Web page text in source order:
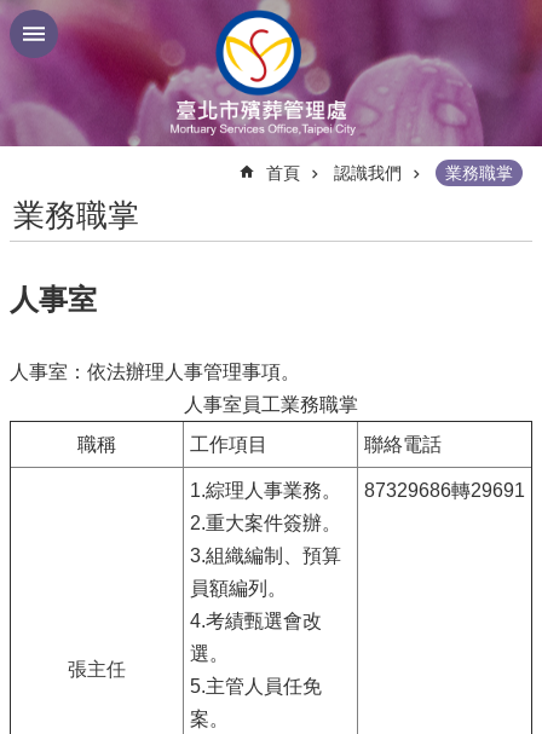
跳到主要內容區塊
首頁 認識我們 業務職掌
業務職掌
人事室
人事室：依法辦理人事管理事項。
人事室員工業務職掌
職稱
工作項目 聯絡電話
張主任
1.綜理人事業務。
2.重大案件簽辦。
3.組織編制、預算
員額編列。
4.考績甄選會改
選。
5.主管人員任免
案。
87329686轉29691